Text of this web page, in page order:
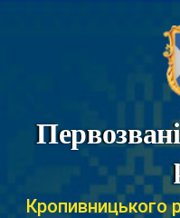
Кропивницького